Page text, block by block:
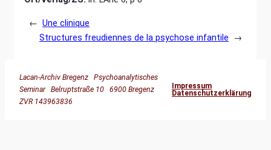
← Une clinique
Structures freudiennes de la psychose infantile
→
Lacan-Archiv Bregenz Psychoanalytisches
Seminar Belruptstraße 10 6900 Bregenz
ZVR 143963836
Impressum
Datenschutzerklärung